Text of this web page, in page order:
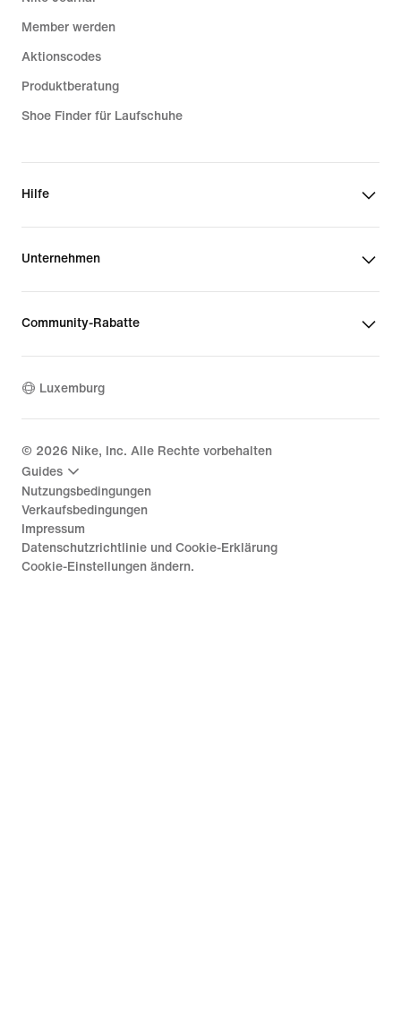
Member werden
Aktionscodes
Produktberatung
Shoe Finder für Laufschuhe
Hilfe
Unternehmen
Community-Rabatte
Luxemburg
© 2026 Nike, Inc. Alle Rechte vorbehalten
Guides
Nutzungsbedingungen
Verkaufsbedingungen
Impressum
Datenschutzrichtlinie und Cookie-Erklärung
Cookie-Einstellungen ändern.